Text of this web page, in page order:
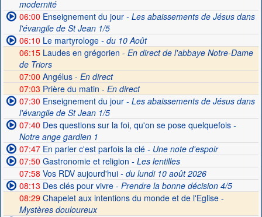
modernité
06:00 Enseignement du jour- Les abaissements de Jésus dans
l'évangile de St Jean 1/5
06:10 Le martyrologe- du 10 Août
06:15Laudes en grégorien - En direct de l'abbaye Notre-Dame
de Triors
07:00 Angélus - En direct
07:03 Prière du matin - En direct
07:30 Enseignement du jour- Les abaissements de Jésus dans
l'évangile de St Jean 1/5
07:40 Des questions sur la foi, qu'on se pose quelquefois-
Notre ange gardien 1
07:47En parler c'est parfois la clé- Une note d'espoir
07:50 Gastronomie et religion - Les lentilles
07:58 Vos RDV aujourd'hui- du lundi 10 août 2026
08:13 Des clés pour vivre- Prendre la bonne décision 4/5
08:29 Chapelet aux intentions du monde et de l'Eglise -
Mystères douloureux